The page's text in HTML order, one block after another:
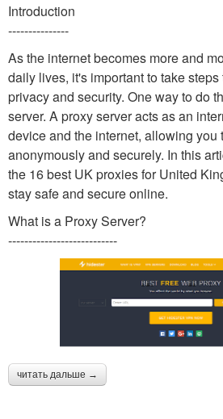
Introduction
---------------
As the internet becomes more and
daily lives, it's important to take
privacy and security. One way to do
server. A proxy server acts as an
device and the internet, allowing you
anonymously and securely. In this
the 16 best UK proxies for United
stay safe and secure online.
What is a Proxy Server?
---------------------------
читать дальше →